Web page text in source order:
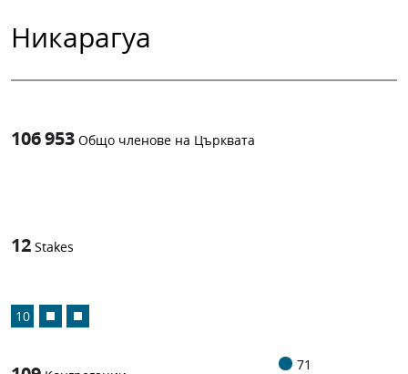
Никарагуа
106 953 Общо членове на Църквата
12 Stakes
10
71